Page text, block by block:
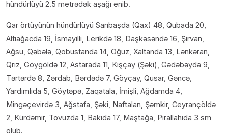
hündürlüyü 2.5 metrədək aşağı enib.
Qar örtüyünün hündürlüyü Sarıbaşda (Qax) 48, Qubada 20,
Altıağacda 19, İsmayıllı, Lerikdə 18, Daşkəsəndə 16, Şirvan,
Ağsu, Qəbələ, Qobustanda 14, Oğuz, Xaltanda 13, Lənkəran,
Qrız, Göygöldə 12, Astarada 11, Kişçay (Şəki), Gədəbəydə 9,
Tərtərdə 8, Zərdab, Bərdədə 7, Göyçay, Qusar, Gəncə,
Yardımlıda 5, Göytəpə, Zaqatala, İmişli, Ağdamda 4,
Mingəçevirdə 3, Ağstafa, Şəki, Naftalan, Şəmkir, Ceyrançöldə
2, Kürdəmir, Tovuzda 1, Bakıda 17, Maştağa, Pirallahıda 3 sm
olub.